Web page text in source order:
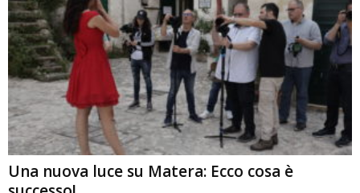
Una nuova luce su Matera: Ecco cosa è